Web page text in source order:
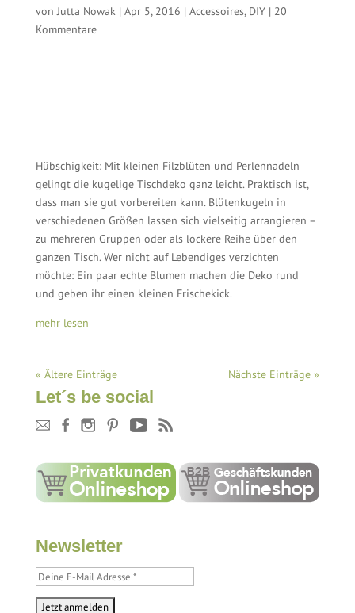
vonJutta Nowak| Apr 5, 2016 | Accessoires, DIY| 20
Kommentare
Hübschigkeit: Mit kleinen Filzblüten und Perlennadeln
gelingt die kugelige Tischdeko ganz leicht. Praktisch ist,
dass man sie gut vorbereiten kann. Blütenkugeln in
verschiedenen Größen lassen sich vielseitig arrangieren –
zu mehreren Gruppen oder als lockere Reihe über den
ganzen Tisch. Wer nicht auf Lebendiges verzichten
möchte: Ein paar echte Blumen machen die Deko rund
und geben ihr einen kleinen Frischekick.
mehr lesen
« Ältere Einträge Nächste Einträge »
Let´s be social
Newsletter